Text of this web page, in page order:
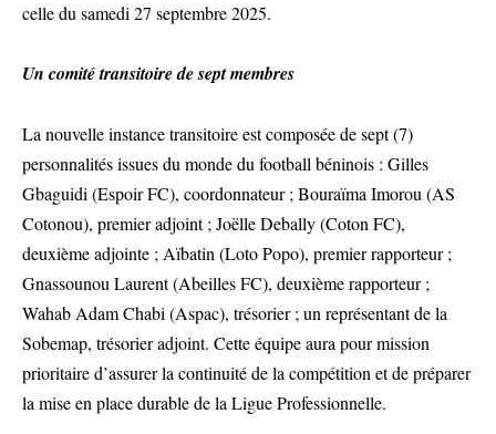
celle du samedi 27 septembre 2025.
Un comité transitoire de sept membres
La nouvelle instance transitoire est composée de sept (7)
personnalités issues du monde du football béninois : Gilles
Gbaguidi (Espoir FC), coordonnateur ; Bouraïma Imorou (AS
Cotonou), premier adjoint ; Joëlle Debally (Coton FC),
deuxième adjointe ; Aïbatin (Loto Popo), premier rapporteur ;
Gnassounou Laurent (Abeilles FC), deuxième rapporteur ;
Wahab Adam Chabi (Aspac), trésorier ; un représentant de la
Sobemap, trésorier adjoint. Cette équipe aura pour mission
prioritaire d’assurer la continuité de la compétition et de préparer
la mise en place durable de la Ligue Professionnelle.